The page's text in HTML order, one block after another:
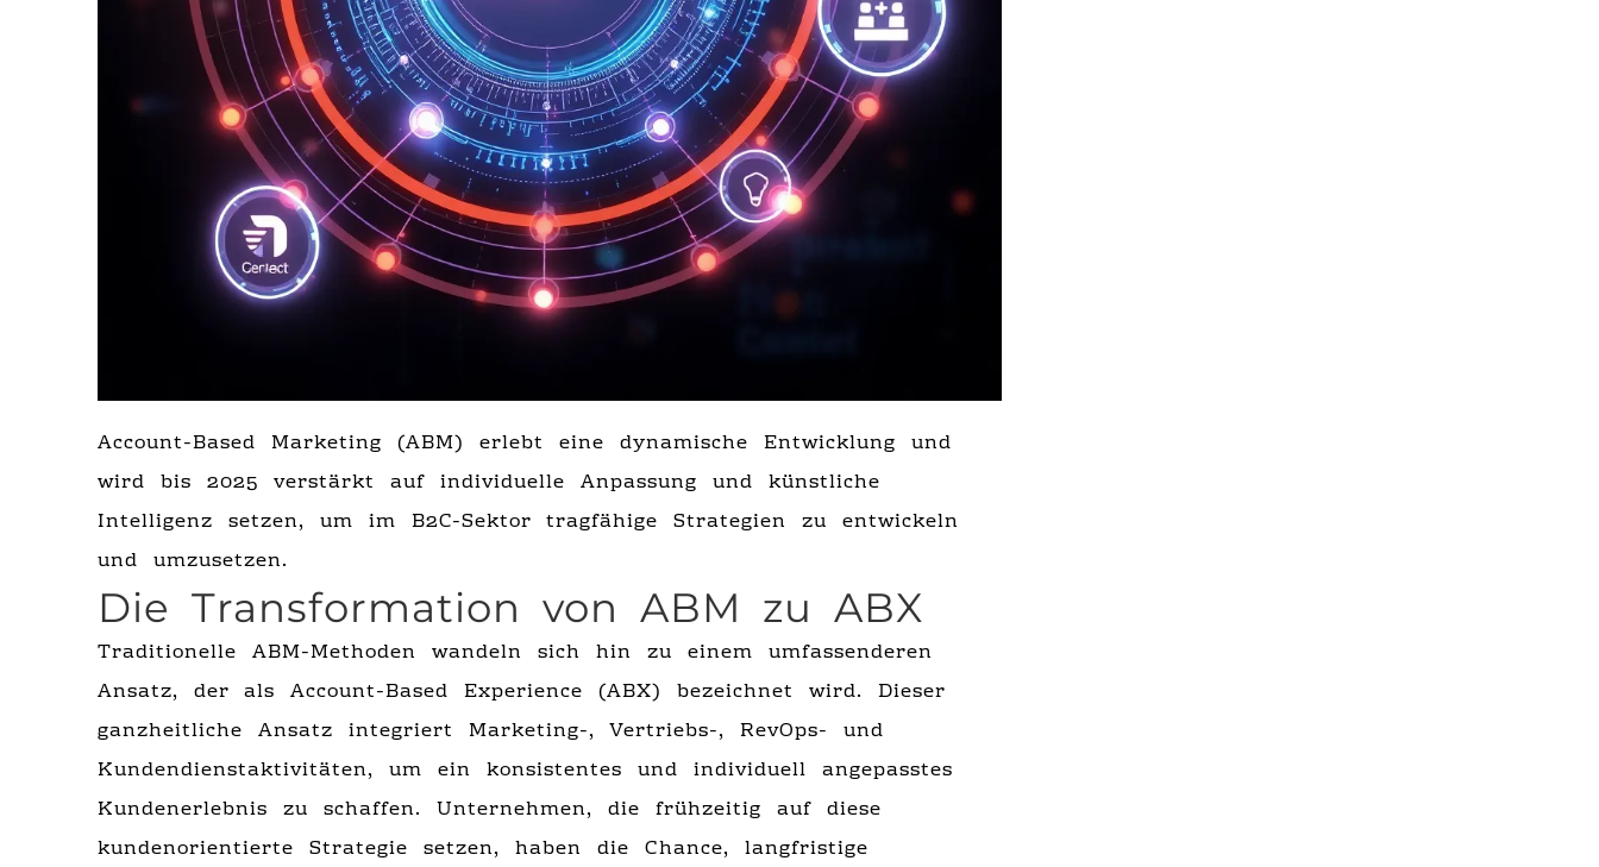
Account-Based Marketing (ABM) erlebt eine dynamische Entwicklung und
wird bis 2025 verstärkt auf individuelle Anpassung und künstliche
Intelligenz setzen, um im B2C-Sektor tragfähige Strategien zu entwickeln
und umzusetzen.
Die Transformation von ABM zu ABX
Traditionelle ABM-Methoden wandeln sich hin zu einem umfassenderen
Ansatz, der als Account-Based Experience (ABX) bezeichnet wird. Dieser
ganzheitliche Ansatz integriert Marketing-, Vertriebs-, RevOps- und
Kundendienstaktivitäten, um ein konsistentes und individuell angepasstes
Kundenerlebnis zu schaffen. Unternehmen, die frühzeitig auf diese
kundenorientierte Strategie setzen, haben die Chance, langfristige